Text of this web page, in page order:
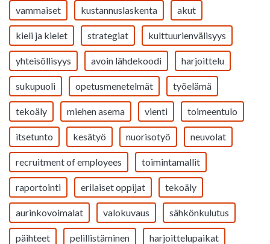
vammaiset kustannuslaskenta akut
kieli ja kielet strategiat kulttuurienvälisyys
yhteisöllisyys avoin lähdekoodi harjoittelu
sukupuoli opetusmenetelmät työelämä
tekoäly miehen asema vienti toimeentulo
itsetunto kesätyö nuorisotyö neuvolat
recruitment of employees toimintamallit
raportointi erilaiset oppijat tekoäly
aurinkovoimalat valokuvaus sähkönkulutus
päihteet pelillistäminen harjoittelupaikat